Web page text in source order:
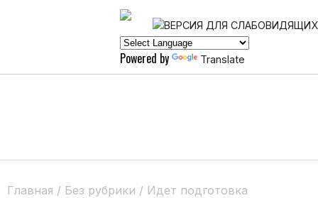
Powered by Translate
Главная / Без рубрики / Идет подготовка